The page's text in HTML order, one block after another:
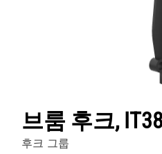
브룸 후크,
후크 그룹